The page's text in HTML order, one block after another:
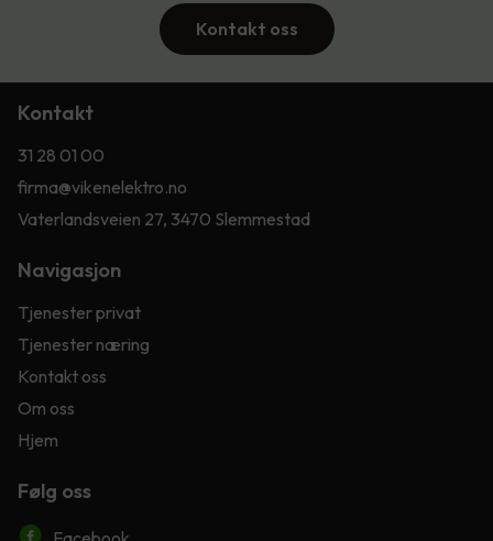
Kontakt oss
Kontakt
31 28 01 00
firma@vikenelektro.no
Vaterlandsveien 27, 3470 Slemmestad
Navigasjon
Tjenester privat
Tjenester næring
Kontakt oss
Om oss
Hjem
Følg oss